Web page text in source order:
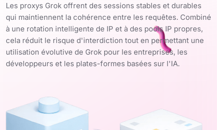
Les proxys Grok offrent des sessions stables et durables
qui maintiennent la cohérence entre les requêtes. Combiné
à une rotation intelligente de IP et à des pools IP propres,
cela réduit le risque d'interdiction tout en permettant une
utilisation évolutive de Grok pour les entreprises, les
développeurs et les plates-formes basées sur l'IA.